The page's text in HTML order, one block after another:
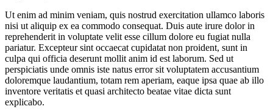
Ut enim ad minim veniam, quis nostrud exercitation ullamco laboris
nisi ut aliquip ex ea commodo consequat. Duis aute irure dolor in
reprehenderit in voluptate velit esse cillum dolore eu fugiat nulla
pariatur. Excepteur sint occaecat cupidatat non proident, sunt in
culpa qui officia deserunt mollit anim id est laborum. Sed ut
perspiciatis unde omnis iste natus error sit voluptatem accusantium
doloremque laudantium, totam rem aperiam, eaque ipsa quae ab illo
inventore veritatis et quasi architecto beatae vitae dicta sunt
explicabo.